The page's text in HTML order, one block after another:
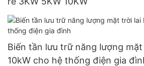
Biến tần lưu trữ năng lượng
10kW cho hệ thống điện gia